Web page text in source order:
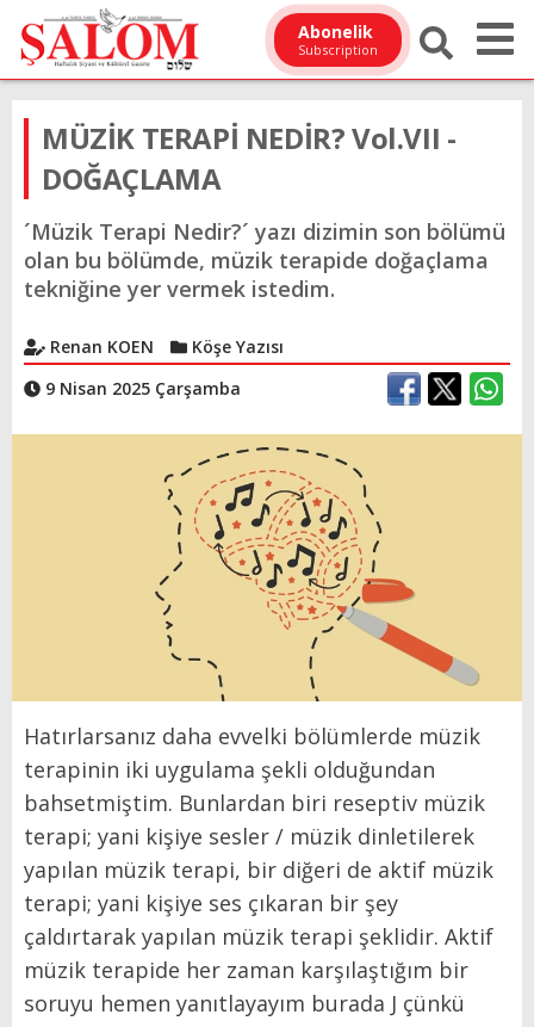
Abonelik
Subscription
MÜZİK TERAPİ NEDİR? Vol.VII -
DOĞAÇLAMA
´Müzik Terapi Nedir?´ yazı dizimin son bölümü
olan bu bölümde, müzik terapide doğaçlama
tekniğine yer vermek istedim.
Renan KOEN
Köşe Yazısı
9 Nisan 2025 Çarşamba
Hatırlarsanız daha evvelki bölümlerde müzik
terapinin iki uygulama şekli olduğundan
bahsetmiştim. Bunlardan biri reseptiv müzik
terapi; yani kişiye sesler / müzik dinletilerek
yapılan müzik terapi, bir diğeri de aktif müzik
terapi; yani kişiye ses çıkaran bir şey
çaldırtarak yapılan müzik terapi şeklidir. Aktif
müzik terapide her zaman karşılaştığım bir
soruyu hemen yanıtlayayım burada J çünkü